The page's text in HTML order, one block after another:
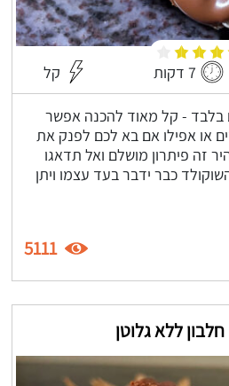
7 דקות קל
2 מרכיבים בלבד - קל מאוד להכנה אפשר
או אפילו אם בא לכם לפנק את
זה פיתרון מושלם ואל תדאגו
כבר ידבר בעד עצמו ויתן
5111
ללא גלוטן